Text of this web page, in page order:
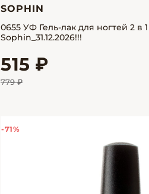
SOPHIN
0655 УФ Гель-лак для ногтей 2 в
Sophin_31.12.2026!!!
515 ₽
779 ₽
-71%